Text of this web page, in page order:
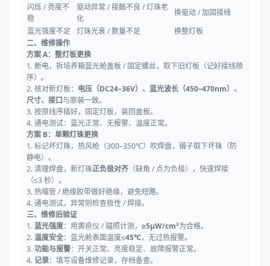
闪烁 / 亮度不
稳
驱动异常 / 接触不良 / 灯珠老
化
换驱动 / 加固接线
蓝光强度不足
灯珠光衰 / 数量不足
换整灯板
二、维修操作
方案 A：整灯板更换
1. 断电，拆培养箱蓝光舱盖板 / 固定螺丝，取下旧灯板（记好接线顺
序）。
2. 核对新灯板： 电压（DC24–36V）、蓝光波长（450–470nm）、
尺寸、接口与原装一致。
3. 按原线序插好，固定灯板，装回盖板。
4. 通电测试：蓝光正常、无报警、温度正常。
方案 B：单颗灯珠更换
1. 标记坏灯珠，热风枪（300–350℃）吹焊盘，镊子取下坏珠（防
静电）。
2. 清理焊盘，新灯珠正负极对齐 （缺角 / 点为负极），快速焊接
（≤3 秒）。
3. 热缩管 / 绝缘胶带做好绝缘，避免短路。
4. 通电测试，异常则检查极性 / 焊接。
三、维修后验证
1.蓝光强度：用黄疸仪 / 辐照计测， ≥5μW/cm²为合格。
2.温度安全：蓝光舱表面温度≤45℃，无过热报警。
3.功能与报警：开关正常、亮度稳定、故障报警正常。
4.记录：填写设备维修记录，存档备查。